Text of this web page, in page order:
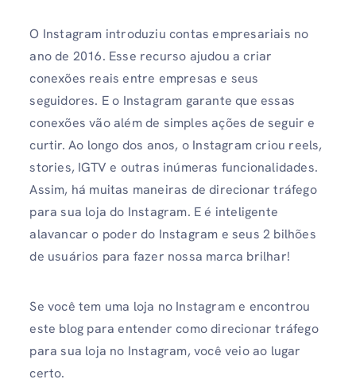
O Instagram introduziu contas empresariais no
ano de 2016. Esse recurso ajudou a criar
conexões reais entre empresas e seus
seguidores. E o Instagram garante que essas
conexões vão além de simples ações de seguir e
curtir. Ao longo dos anos, o Instagram criou reels,
stories, IGTV e outras inúmeras funcionalidades.
Assim, há muitas maneiras de direcionar tráfego
para sua loja do Instagram. E é inteligente
alavancar o poder do Instagram e seus 2 bilhões
de usuários para fazer nossa marca brilhar!
Se você tem uma loja no Instagram e encontrou
este blog para entender como direcionar tráfego
para sua loja no Instagram, você veio ao lugar
certo.